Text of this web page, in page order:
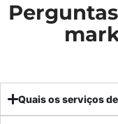
Quais os serviços